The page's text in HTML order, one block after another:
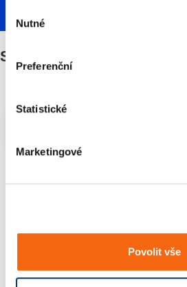
ě
Nutné
Preferenční
Statistické
Marketingové
Povolit vše
Standard spring force